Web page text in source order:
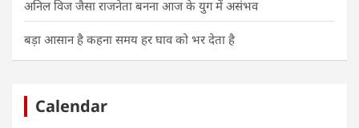
अनिल विज जैसा राजनेता बनना आज के युग में असंभव
बड़ा आसान है कहना समय हर घाव को भर देता है
Calendar